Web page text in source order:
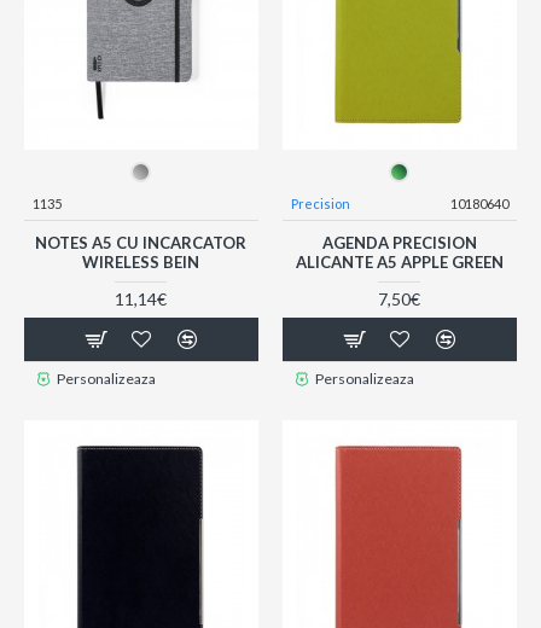
1135
NOTES A5 CU INCARCATOR
WIRELESS BEIN
11,14€
Personalizeaza
Precision 10180640
AGENDA PRECISION
ALICANTE A5 APPLE GREEN
7,50€
Personalizeaza